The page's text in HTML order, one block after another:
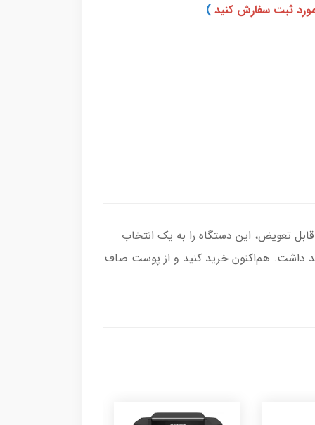
ثبت سفارش کنید )
طراحی ارگونومیک و سری‌های قابل تعویض، این دستگاه را به یک انتخاب
داشت. هم‌اکنون خرید کنید و از پوست صاف